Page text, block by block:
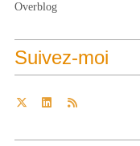
Overblog
Suivez-moi